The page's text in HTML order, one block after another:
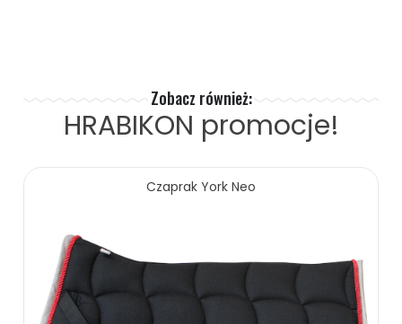
Zobacz również:
HRABIKON promocje!
Czaprak York Neo